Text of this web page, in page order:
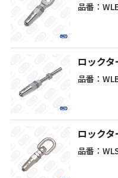
品番：
ロック
品番：
ロック
品番：